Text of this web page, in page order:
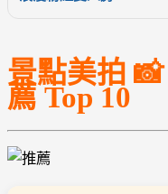
景點美拍 📸
薦 Top 10